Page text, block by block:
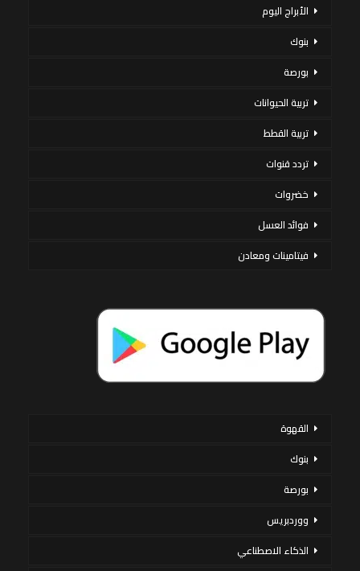
الأبراج اليوم
بنوك
بورصة
تربية الحيوانات
تربية القطط
تردد قنوات
خضروات
فوائد العسل
فيتامينات ومعادن
القهوة
بنوك
بورصة
ووردبريس
الذكاء الاصطناعي